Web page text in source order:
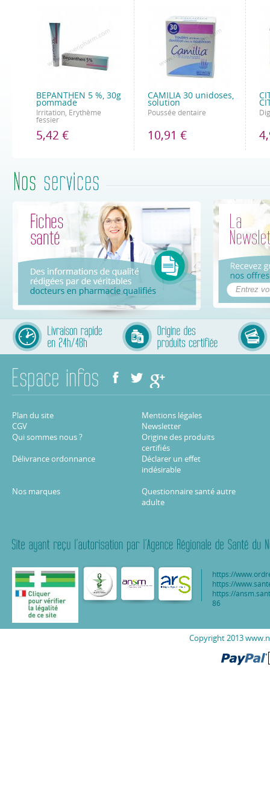
BEPANTHEN 5 %, 30g
pommade
Irritation, Erythème
fessier
5,42 €
CAMILIA 30 unidoses,
solution
Poussée dentaire
10,91 €
Plan du site
Mentions légales
CGV
Newsletter
Qui sommes nous ?
Origine des produits
certifiés
Délivrance ordonnance
Déclarer un effet
indésirable
Nos marques
Questionnaire santé autre
adulte
https://
https://
https://
86
Copyright 2013